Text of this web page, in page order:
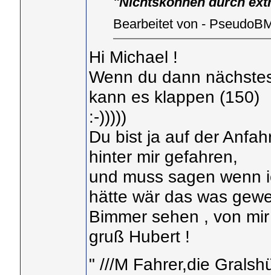
Bearbeitet von -
Hi Michael !
Wenn du dann
kann es klappen (150)
:-)))))
Du bist ja auf der
hinter mir gefahren,
und muss sagen wenn
hätte wär das was
Bimmer sehen , von
gruß Hubert !
" ///M Fahrer,die